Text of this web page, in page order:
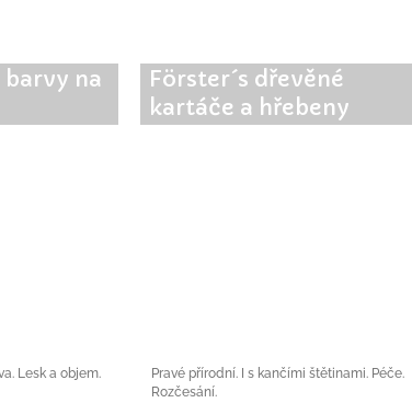
Lesk a objem.
na
Pravé přírodní. I s kančími štětinami. Péče.
Rozčesání.
Förster´s dřevěné
kartáče a hřebeny